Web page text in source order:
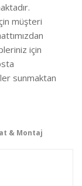
müşteri
için
sunmaktan
& Montaj